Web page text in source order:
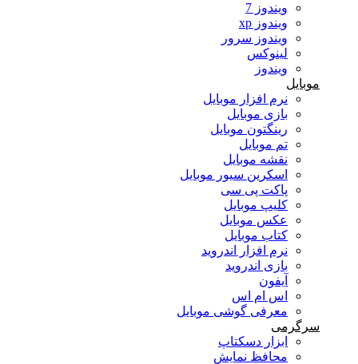
ویندوز 7
ویندوز xp
ویندوز سرور
لینوکس
ویندوز
موبایل
نرم افزار موبایل
بازی موبایل
رینگتون موبایل
تم موبایل
نقشه موبایل
اسکرین سیور موبایل
پاکت پی سی
کلیپ موبایل
عکس موبایل
کتاب موبایل
نرم افزار اندروید
بازی اندروید
آیفون
اس ام اس
معرفی گوشی موبایل
سرگرمی
ابزار دسکتاپ
محافظ نمایش